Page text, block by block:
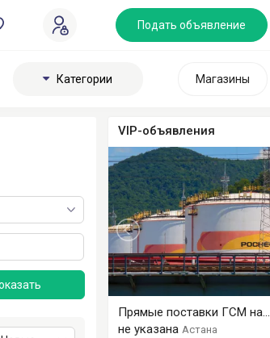
Подать объявление
Категории Магазины
VIP-объявления
Прямые поставки ГСМ на...
не указана Астана